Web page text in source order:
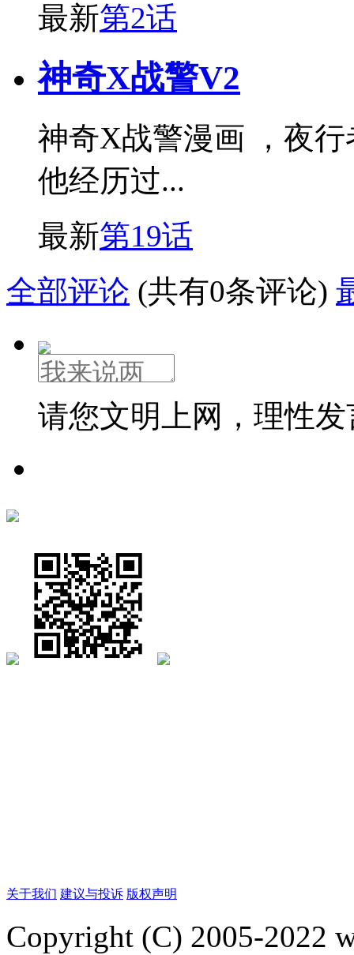
最新第2话
神奇X战警V2
神奇X战警漫画 ，夜
他经历过...
最新第19话
全部评论 (共有0条评论)
请您文明上网，理性
关于我们 建议与投诉 版权声明
Copyright (C) 2005-2022